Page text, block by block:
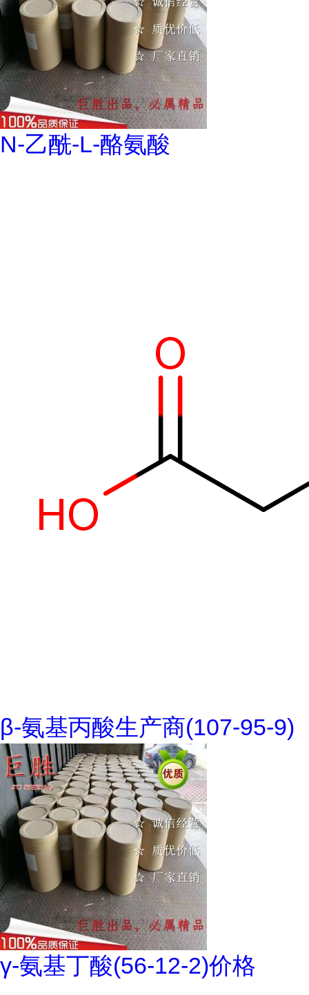
N-乙酰-L-酪氨酸
β-氨基丙酸生产商(107-95-9)
γ-氨基丁酸(56-12-2)价格